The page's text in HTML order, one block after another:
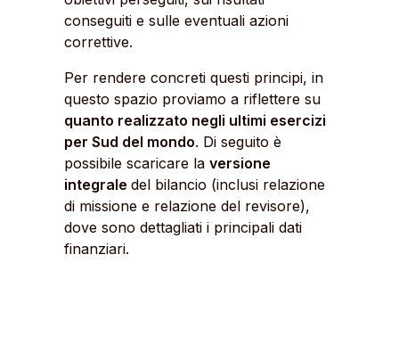
conseguiti e sulle eventuali azioni
correttive.
Per rendere concreti questi principi, in
questo spazio proviamo a riflettere su
quanto realizzato negli ultimi esercizi
per Sud del mondo. Di seguito è
possibile scaricare la versione
integrale del bilancio (inclusi relazione
di missione e relazione del revisore),
dove sono dettagliati i principali dati
finanziari.